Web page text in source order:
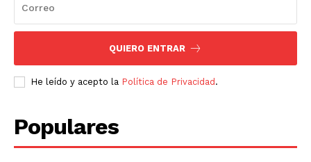
QUIERO ENTRAR
He leído y acepto la Política de Privacidad.
Populares